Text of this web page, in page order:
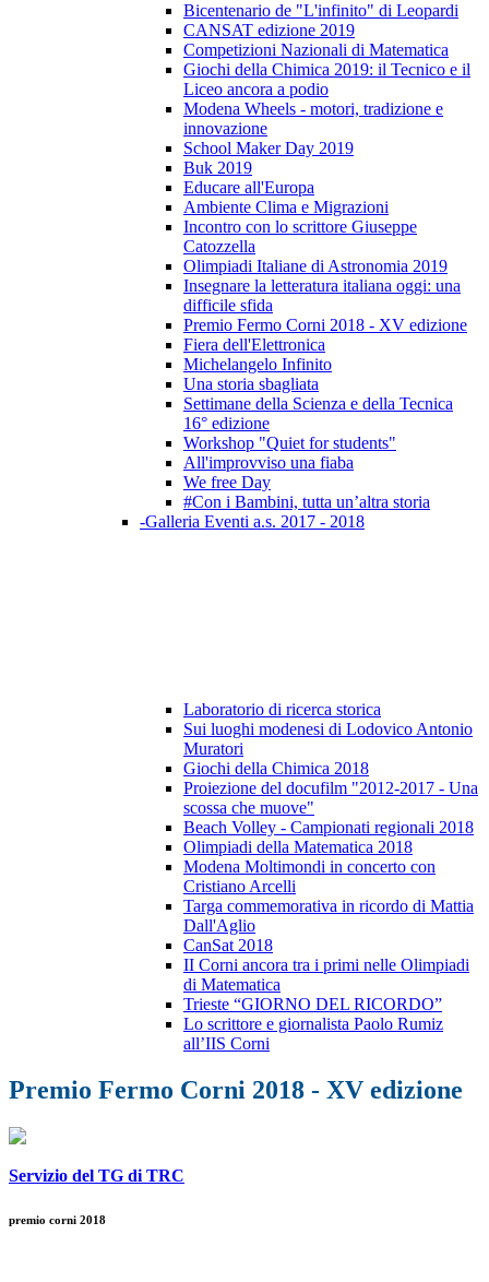
Bicentenario de "L'infinito" di Leopardi
CANSAT edizione 2019
Competizioni Nazionali di Matematica
Giochi della Chimica 2019: il Tecnico e il
Liceo ancora a podio
Modena Wheels - motori, tradizione e
innovazione
School Maker Day 2019
Buk 2019
Educare all'Europa
Ambiente Clima e Migrazioni
Incontro con lo scrittore Giuseppe
Catozzella
Olimpiadi Italiane di Astronomia 2019
Insegnare la letteratura italiana oggi: una
difficile sfida
Premio Fermo Corni 2018 - XV edizione
Fiera dell'Elettronica
Michelangelo Infinito
Una storia sbagliata
Settimane della Scienza e della Tecnica
16° edizione
Workshop "Quiet for students"
All'improvviso una fiaba
We free Day
#Con i Bambini, tutta un’altra storia
-Galleria Eventi a.s. 2017 - 2018
Laboratorio di ricerca storica
Sui luoghi modenesi di Lodovico Antonio
Muratori
Giochi della Chimica 2018
Proiezione del docufilm "2012-2017 - Una
scossa che muove"
Beach Volley - Campionati regionali 2018
Olimpiadi della Matematica 2018
Modena Moltimondi in concerto con
Cristiano Arcelli
Targa commemorativa in ricordo di Mattia
Dall'Aglio
CanSat 2018
II Corni ancora tra i primi nelle Olimpiadi
di Matematica
Trieste “GIORNO DEL RICORDO”
Lo scrittore e giornalista Paolo Rumiz
all’IIS Corni
Premio Fermo Corni 2018 - XV edizione
Servizio del TG di TRC
premio corni 2018